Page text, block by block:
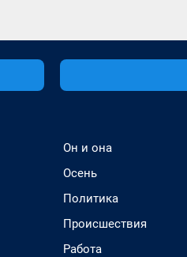
Он и она
Осень
Политика
Происшествия
Работа